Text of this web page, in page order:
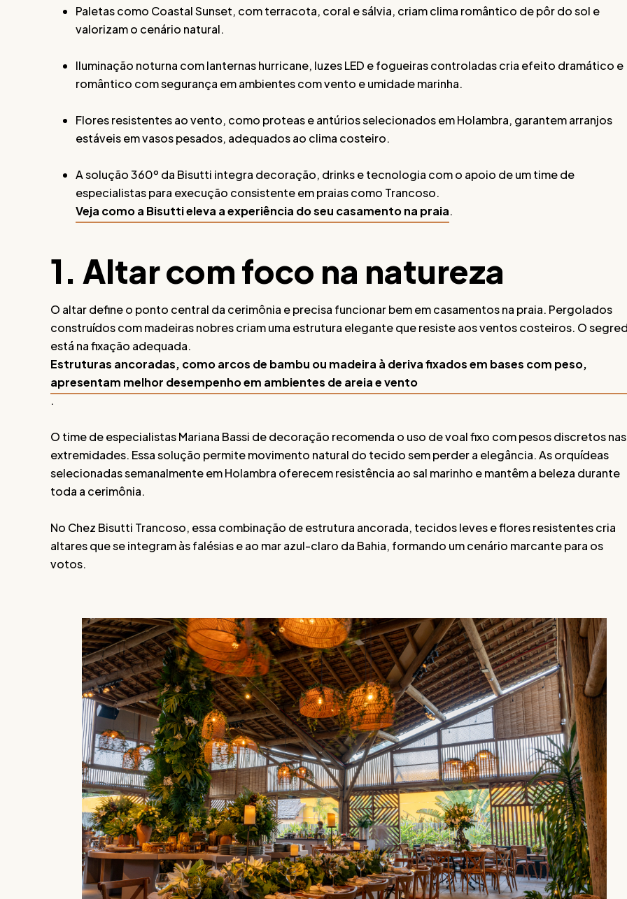
Paletas como Coastal Sunset, com terracota, coral e sálvia, criam clima romântico de pôr do sol e
valorizam o cenário natural.
Iluminação noturna com lanternas hurricane, luzes LED e fogueiras controladas cria efeito dramático e
romântico com segurança em ambientes com vento e umidade marinha.
Flores resistentes ao vento, como proteas e antúrios selecionados em Holambra, garantem arranjos
estáveis em vasos pesados, adequados ao clima costeiro.
A solução 360º da Bisutti integra decoração, drinks e tecnologia com o apoio de um time de
especialistas para execução consistente em praias como Trancoso.
Veja como a Bisutti eleva a experiência do seu casamento na praia.
1. Altar com foco na natureza
O altar define o ponto central da cerimônia e precisa funcionar bem em casamentos na praia. Pergolados
construídos com madeiras nobres criam uma estrutura elegante que resiste aos ventos costeiros. O
está na fixação adequada.
Estruturas ancoradas, como arcos de bambu ou madeira à deriva fixados em bases com peso,
apresentam melhor desempenho em ambientes de areia e vento
.
O time de especialistas Mariana Bassi de decoração recomenda o uso de voal fixo com pesos discretos nas
extremidades. Essa solução permite movimento natural do tecido sem perder a elegância. As orquídeas
selecionadas semanalmente em Holambra oferecem resistência ao sal marinho e mantêm a beleza durante
toda a cerimônia.
No Chez Bisutti Trancoso, essa combinação de estrutura ancorada, tecidos leves e flores resistentes cria
altares que se integram às falésias e ao mar azul-claro da Bahia, formando um cenário marcante para os
votos.